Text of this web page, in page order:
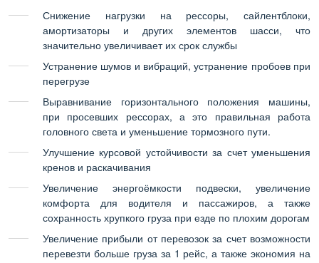
Снижение нагрузки на рессоры, сайлентблоки,
амортизаторы и других элементов шасси, что
значительно увеличивает их срок службы
Устранение шумов и вибраций, устранение пробоев при
перегрузе
Выравнивание горизонтального положения машины,
при просевших рессорах, а это правильная работа
головного света и уменьшение тормозного пути.
Улучшение курсовой устойчивости за счет уменьшения
кренов и раскачивания
Увеличение энергоёмкости подвески, увеличение
комфорта для водителя и пассажиров, а также
сохранность хрупкого груза при езде по плохим дорогам
Увеличение прибыли от перевозок за счет возможности
перевезти больше груза за 1 рейс, а также экономия на